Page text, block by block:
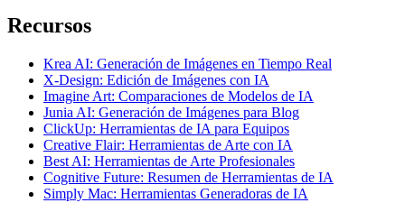
Recursos
Krea AI: Generación de Imágenes en Tiempo Real
X-Design: Edición de Imágenes con IA
Imagine Art: Comparaciones de Modelos de IA
Junia AI: Generación de Imágenes para Blog
ClickUp: Herramientas de IA para Equipos
Creative Flair: Herramientas de Arte con IA
Best AI: Herramientas de Arte Profesionales
Cognitive Future: Resumen de Herramientas de IA
Simply Mac: Herramientas Generadoras de IA